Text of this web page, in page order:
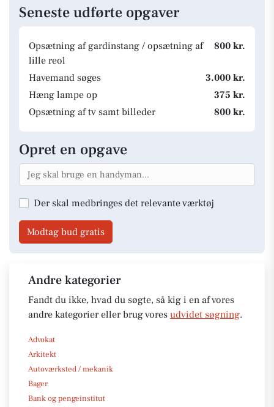
Seneste udførte opgaver
Opsætning af gardinstang / opsætning af
lille reol
800 kr.
Havemand søges
3.000 kr.
Hæng lampe op
375 kr.
Opsætning af tv samt billeder
800 kr.
Opret en opgave
Der skal medbringes det relevante værktøj
Modtag bud gratis
Andre kategorier
Fandt du ikke, hvad du søgte, så kig i en af vores
andre kategorier eller brug vores udvidet søgning.
Advokat
Arkitekt
Autoværksted / mekanik
Bager
Bank og pengeinstitut